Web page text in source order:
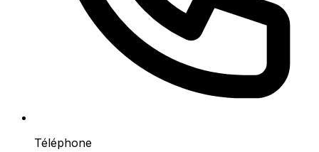
Téléphone